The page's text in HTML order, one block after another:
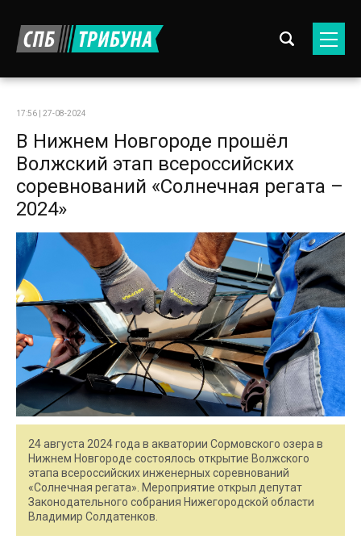
17:56 | 27-08-2024
В Нижнем Новгороде прошёл
Волжский этап всероссийских
соревнований «Солнечная регата –
2024»
24 августа 2024 года в акватории Сормовского озера в
Нижнем Новгороде состоялось открытие Волжского
этапа всероссийских инженерных соревнований
«Солнечная регата». Мероприятие открыл депутат
Законодательного собрания Нижегородской области
Владимир Солдатенков.